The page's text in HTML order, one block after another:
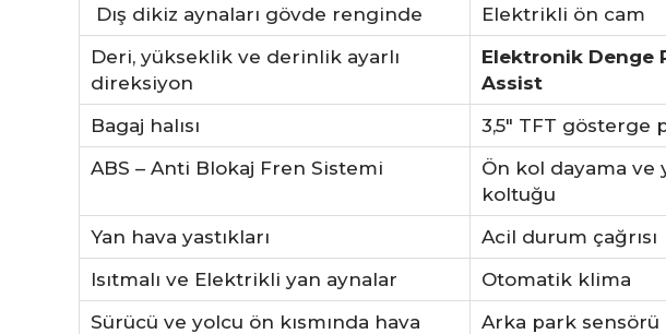
Dış dikiz aynaları gövde renginde
Elektrikli ön cam
Deri, yükseklik ve derinlik ayarlı
direksiyon
Elektronik Denge
Assist
Bagaj halısı
3,5″ TFT gösterge
ABS – Anti Blokaj Fren Sistemi
Ön kol dayama
koltuğu
Yan hava yastıkları
Acil durum çağrısı
Isıtmalı ve Elektrikli yan aynalar
Otomatik klima
Sürücü ve yolcu ön kısmında hava
Arka park sensörü